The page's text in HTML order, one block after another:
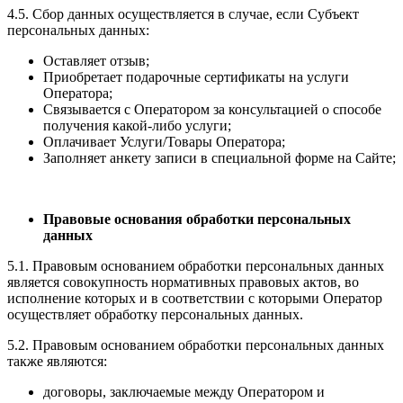
4.5. Сбор данных осуществляется в случае, если Субъект
персональных данных:
Оставляет отзыв;
Приобретает подарочные сертификаты на услуги
Оператора;
Связывается с Оператором за консультацией о способе
получения какой-либо услуги;
Оплачивает Услуги/Товары Оператора;
Заполняет анкету записи в специальной форме на Сайте;
Правовые основания обработки персональных
данных
5.1. Правовым основанием обработки персональных данных
является совокупность нормативных правовых актов, во
исполнение которых и в соответствии с которыми Оператор
осуществляет обработку персональных данных.
5.2. Правовым основанием обработки персональных данных
также являются:
договоры, заключаемые между Оператором и